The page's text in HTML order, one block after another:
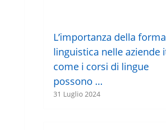
L’importanza della
linguistica nelle aziende
come i corsi di lingue
possono …
31 Luglio 2024